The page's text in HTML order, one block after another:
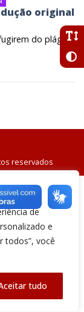
de
e
todos”, você
tudo
original
do plágio
reservados